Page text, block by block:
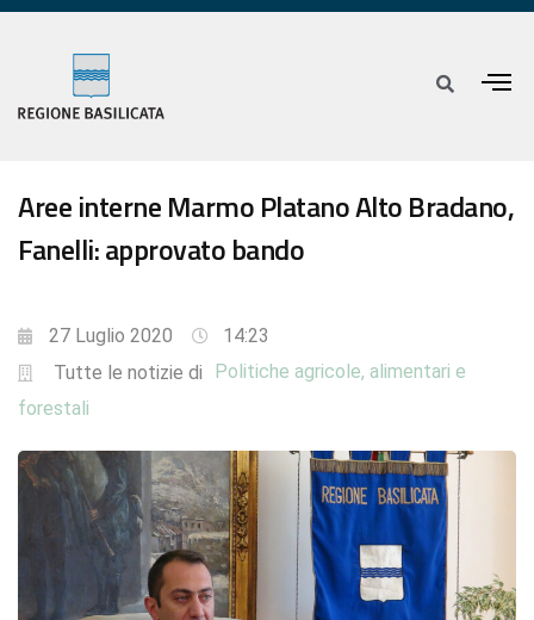
Aree interne Marmo Platano Alto Bradano,
Fanelli: approvato bando
27 Luglio 2020
14:23
Tutte le notizie di
Politiche agricole, alimentari e
forestali